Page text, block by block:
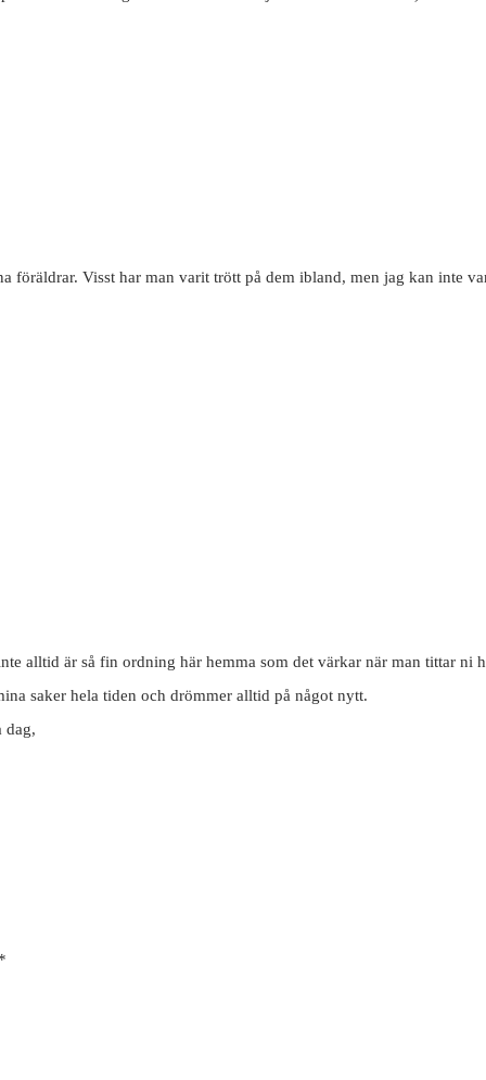
föräldrar. Visst har man varit trött på dem ibland, men jag kan inte
alltid är så fin ordning här hemma som det värkar när man tittar ni
saker hela tiden och drömmer alltid på något nytt.
dag,